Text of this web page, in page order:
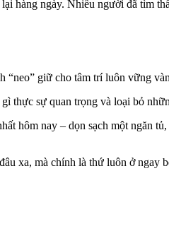
hàng ngày. Nhiều người đã tìm
giữ cho tâm trí luôn vững
thực sự quan trọng và loại bỏ
hôm nay – dọn sạch một ngăn
xa, mà chính là thứ luôn ở ngay